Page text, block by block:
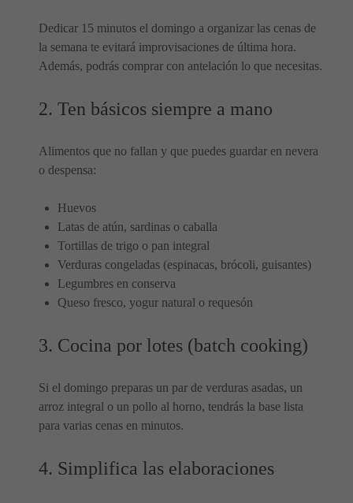
Dedicar 15 minutos el domingo a organizar las cenas de
la semana te evitará improvisaciones de última hora.
Además, podrás comprar con antelación lo que necesitas.
2. Ten básicos siempre a mano
Alimentos que no fallan y que puedes guardar en nevera
o despensa:
Huevos
Latas de atún, sardinas o caballa
Tortillas de trigo o pan integral
Verduras congeladas (espinacas, brócoli, guisantes)
Legumbres en conserva
Queso fresco, yogur natural o requesón
3. Cocina por lotes (batch cooking)
Si el domingo preparas un par de verduras asadas, un
arroz integral o un pollo al horno, tendrás la base lista
para varias cenas en minutos.
4. Simplifica las elaboraciones